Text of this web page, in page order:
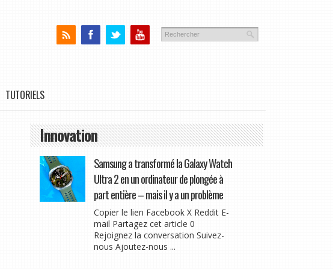
TUTORIELS
Innovation
Samsung a transformé la Galaxy Watch
Ultra 2 en un ordinateur de plongée à
part entière – mais il y a un problème
Copier le lien Facebook X Reddit E-
mail Partagez cet article 0
Rejoignez la conversation Suivez-
nous Ajoutez-nous ...